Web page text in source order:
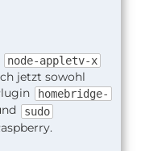
node-appletv-x
jetzt sowohl
homebridge-
sudo